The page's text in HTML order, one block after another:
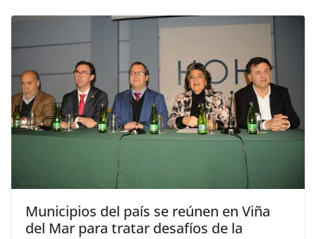
Municipios del país se reúnen en Viña
del Mar para tratar desafíos de la